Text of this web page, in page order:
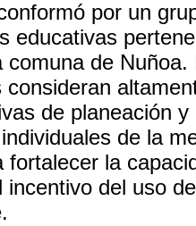
por un
educativas
comuna de
consideran
de planeación
de la
fortalecer la
incentivo del uso